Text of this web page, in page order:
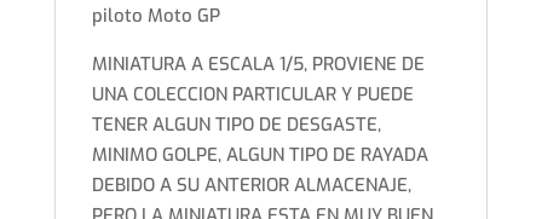
piloto Moto GP
MINIATURA A ESCALA 1/5, PROVIENE DE
UNA COLECCION PARTICULAR Y PUEDE
TENER ALGUN TIPO DE DESGASTE,
MINIMO GOLPE, ALGUN TIPO DE RAYADA
DEBIDO A SU ANTERIOR ALMACENAJE,